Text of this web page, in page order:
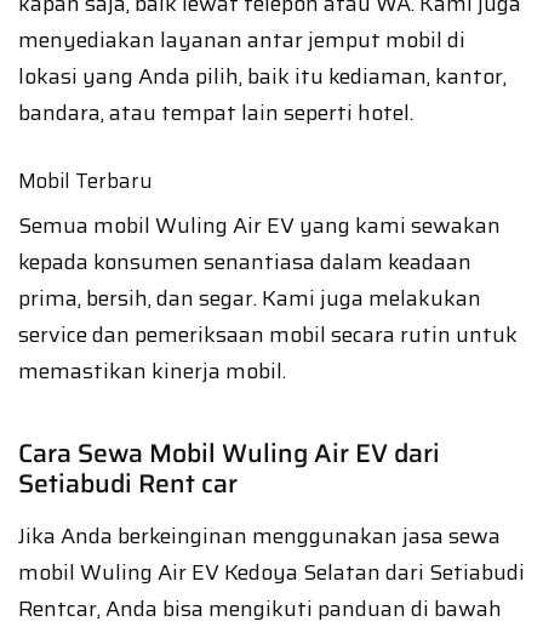
menyediakan layanan antar jemput mobil di
lokasi yang Anda pilih, baik itu kediaman, kantor,
bandara, atau tempat lain seperti hotel.
Mobil Terbaru
Semua mobil Wuling Air EV yang kami sewakan
kepada konsumen senantiasa dalam keadaan
prima, bersih, dan segar. Kami juga melakukan
service dan pemeriksaan mobil secara rutin untuk
memastikan kinerja mobil.
Cara Sewa Mobil Wuling Air EV dari
Setiabudi Rent car
Jika Anda berkeinginan menggunakan jasa sewa
mobil Wuling Air EV Kedoya Selatan dari Setiabudi
Rentcar, Anda bisa mengikuti panduan di bawah